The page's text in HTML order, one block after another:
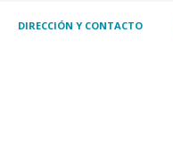
DIRECCIÓN Y CONTACTO